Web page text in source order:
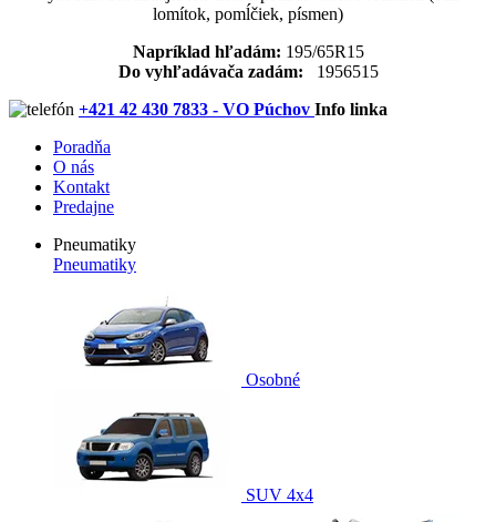
lomítok, pomĺčiek, písmen)
Napríklad hľadám: 195/65R15
Do vyhľadávača zadám: 1956515
+421 42 430 7833 - VO Púchov Info linka
Poradňa
O nás
Kontakt
Predajne
Pneumatiky
Pneumatiky
Osobné
SUV 4x4